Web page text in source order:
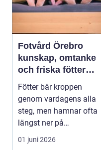
Fotvård Örebro
kunskap, omtanke
och friska fötter
året runt
Fötter bär kroppen
genom vardagens alla
steg, men hamnar ofta
längst ner på
prioriteringslistan.
Mån...
01 juni 2026